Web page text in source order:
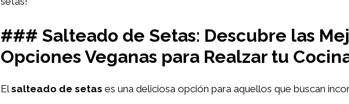
### Salteado de Setas: Descubre las
Opciones Veganas para Realzar tu
Elsalteado de setas es una deliciosa opción para aquellos que buscan